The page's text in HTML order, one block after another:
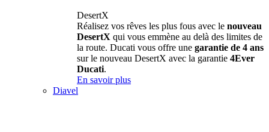
DesertX
Réalisez vos rêves les plus fous avec le nouveau
DesertX qui vous emmène au delà des limites de
la route. Ducati vous offre une garantie de 4 ans
sur le nouveau DesertX avec la garantie 4Ever
Ducati.
En savoir plus
Diavel